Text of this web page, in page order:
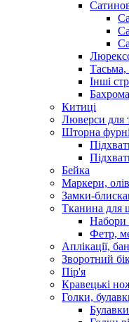
Тасьма,
Інші
Китиці
Люверси для
Шторна
Бейка
Маркери,
Замки-
Тканина для
Набори
Фетр,
Аплікації,
Зворотний
Пір'я
Кравецькі
Голки,
Булавки